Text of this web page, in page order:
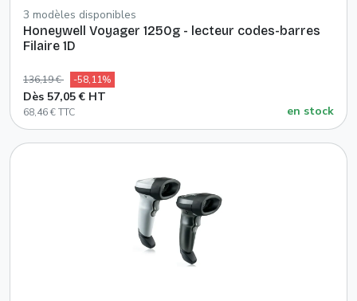
3 modèles disponibles
Honeywell Voyager 1250g - lecteur codes-barres
Filaire 1D
136,19 € -58,11%
Dès 57,05 € HT
68,46 € TTC en stock